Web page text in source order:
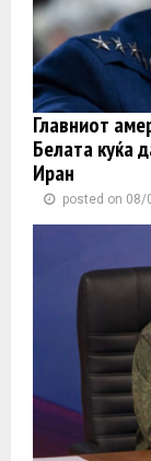
Главниот
Белата куќа
Иран
posted on 08/